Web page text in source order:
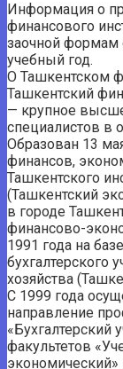
Информация о
финансового
заочной формам
учебный год.
О Ташкентском
Ташкентский
— крупное
специалистов в
Образован 13
финансов,
Ташкентского
(Ташкентский
в городе
финансово-
1991 года на
бухгалтерского
хозяйства
С 1999 года
направление
«Бухгалтерский
факультетов
экономический»